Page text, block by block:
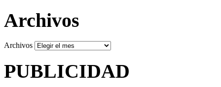
Archivos
Archivos
PUBLICIDAD